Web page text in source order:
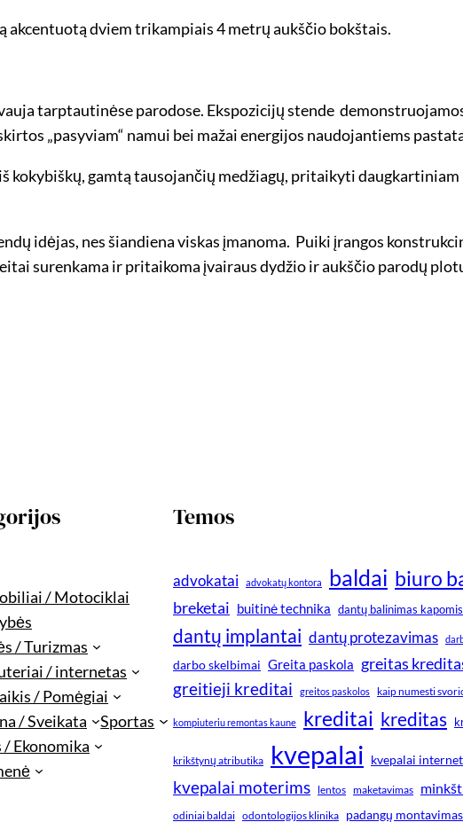
akcentuotą dviem trikampiais 4 metrų aukščio bokštais.
tarptautinėse parodose. Ekspozicijų stende
„pasyviam“ namui bei mažai energijos naudojantiems
kokybiškų, gamtą tausojančių medžiagų, pritaikyti
idėjas, nes šiandiena viskas įmanoma. Puiki įrangos
surenkama ir pritaikoma įvairaus dydžio ir aukščio parodų
/ Motociklai
/ Turizmas
/ internetas
/ Pomėgiai
/ Sveikata
Sportas
/ Ekonomika
Temos
advokatai advokatų kontora baldai biuro
breketai buitinė technika dantų balinimas kapomis
dantų implantai dantų protezavimas
darbo skelbimai Greita paskola greitas
greitieji kreditai greitos paskolos kaip numesti
kompiuteriu remontas kaune kreditai kreditas
krikštynų atributika kvepalai kvepalai
kvepalai moterims lentos maketavimas
odiniai baldai odontologijos klinika padangų montavimas